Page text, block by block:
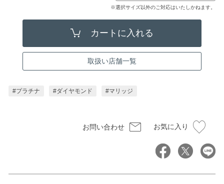
※選択サイズ以外のご対応はいたしかねます。
取扱い店舗一覧
#プラチナ #ダイヤモンド #マリッジ
お問い合わせ お気に入り